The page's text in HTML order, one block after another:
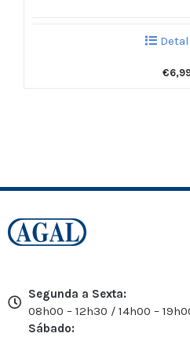
€
Segunda a Sexta:
08h00 – 12h30 / 14h00 –
Sábado: